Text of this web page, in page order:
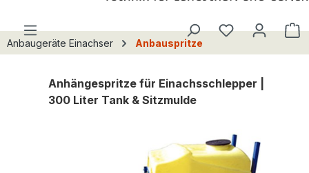
Du hast 0
Anbaugeräte Einachser Anbauspritze
Anhängespritze für Einachsschlepper |
300 Liter Tank & Sitzmulde